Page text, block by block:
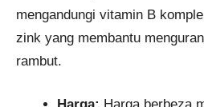
mengandungi vitamin B
zink yang membantu
rambut.